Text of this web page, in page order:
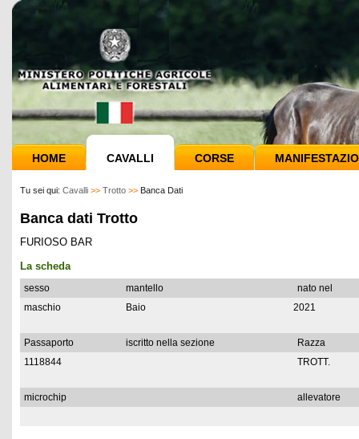
HOME CAVALLI CORSE
Tu sei qui: Cavalli >> Trotto >> Banca Dati
Banca dati Trotto
FURIOSO BAR
La scheda
sesso mantello
nato nel
maschio
Baio 2021
Passaporto iscritto nella sezione
Razza
1118844
TROTT.
microchip allevatore